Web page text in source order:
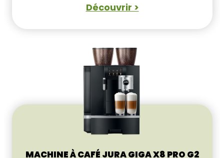
Découvrir >
MACHINE À CAFÉ JURA GIGA X8 PRO G2